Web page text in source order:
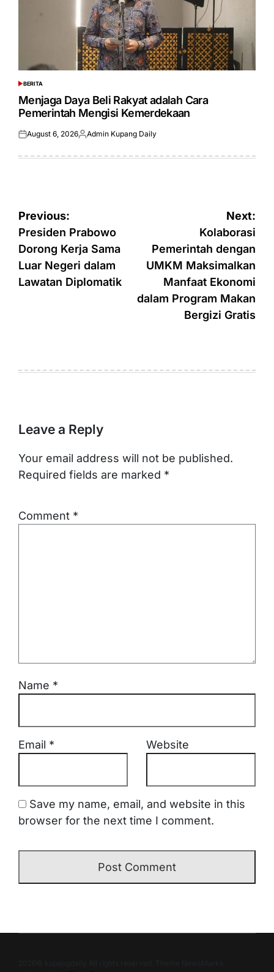
POSTED
IN
BERITA
Menjaga Daya Beli Rakyat adalah Cara
Pemerintah Mengisi Kemerdekaan
Posted
August 6, 2026Posted
Admin Kupang Daily
Post
navigation
Previous:
Presiden Prabowo
Dorong Kerja Sama
Luar Negeri dalam
Lawatan Diplomatik
Next:
Kolaborasi
Pemerintah dengan
UMKM Maksimalkan
Manfaat Ekonomi
dalam Program Makan
Bergizi Gratis
Leave a Reply
Your email address will not be published.
Required fields are marked *
Comment *
Name *
Email * Website
Save my name, email, and website in this
browser for the next time I comment.